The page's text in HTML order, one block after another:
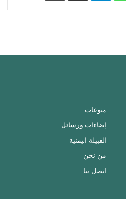
منوعات
إضاءات ورسائل
القبيلة اليمنية
من نحن
اتصل بنا